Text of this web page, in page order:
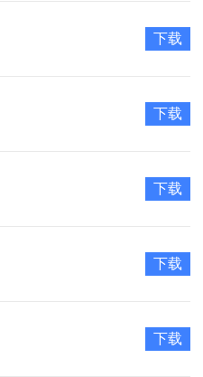
下载
下载
下载
下载
下载